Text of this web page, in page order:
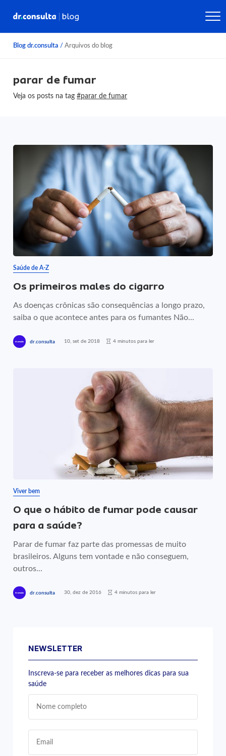
Blog dr.consulta / Arquivos do blog
parar de fumar
Veja os posts na tag#parar de fumar
Saúde de A-Z
Os primeiros males do cigarro
As doenças crônicas são consequências a longo prazo,
saiba o que acontece antes para os fumantes Não...
dr.consulta 10, set de 2018 4 minutos para ler
Viver bem
O que o hábito de fumar pode causar
para a saúde?
Parar de fumar faz parte das promessas de muito
brasileiros. Alguns tem vontade e não conseguem,
outros...
dr.consulta 30, dez de 2016 4 minutos para ler
NEWSLETTER
Inscreva-se para receber as melhores dicas para sua
saúde